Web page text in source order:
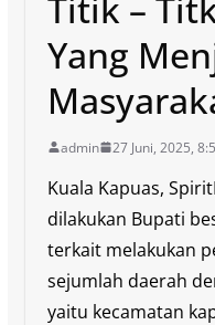
Yang
admin 27 Juni, 2025,
Kuala Kapuas,
dilakukan Bupati
terkait melakukan
sejumlah daerah
yaitu kecamatan